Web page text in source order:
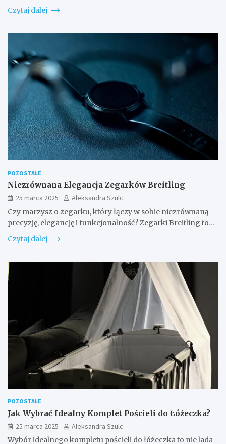
Czytaj dalej
POZOSTAŁE
Niezrównana Elegancja Zegarków Breitling
25 marca 2025
Aleksandra Szulc
Czy marzysz o zegarku, który łączy w sobie niezrównaną
precyzję, elegancję i funkcjonalność? Zegarki Breitling to…
Czytaj dalej
POZOSTAŁE
Jak Wybrać Idealny Komplet Pościeli do Łóżeczka?
25 marca 2025
Aleksandra Szulc
Wybór idealnego kompletu pościeli do łóżeczka to nie lada